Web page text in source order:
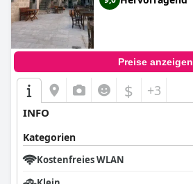
Preise anzeigen
$ +3
INFO
Kategorien
Kostenfreies WLAN